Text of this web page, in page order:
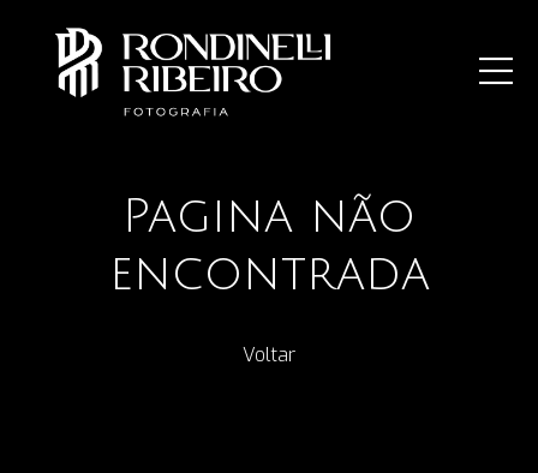
Pagina não
encontrada
Voltar